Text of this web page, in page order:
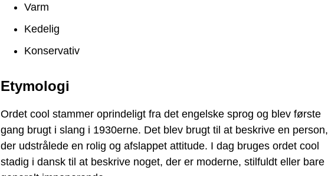
Varm
Kedelig
Konservativ
Etymologi
Ordet cool stammer oprindeligt fra det engelske sprog og blev første
gang brugt i slang i 1930erne. Det blev brugt til at beskrive en person,
der udstrålede en rolig og afslappet attitude. I dag bruges ordet cool
stadig i dansk til at beskrive noget, der er moderne, stilfuldt eller bare